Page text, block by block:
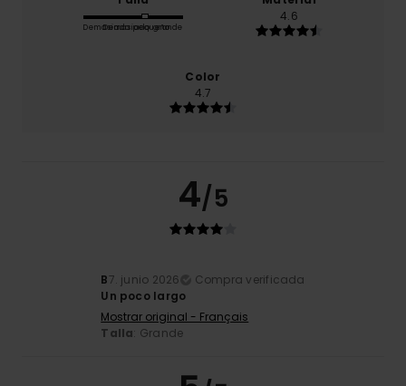
Demasiado pequeño
Demasiado grande
4.6
Color
4.7
4/5
B7. junio 2026
Compra verificada
Un poco largo
Mostrar original - Français
Talla: Grande